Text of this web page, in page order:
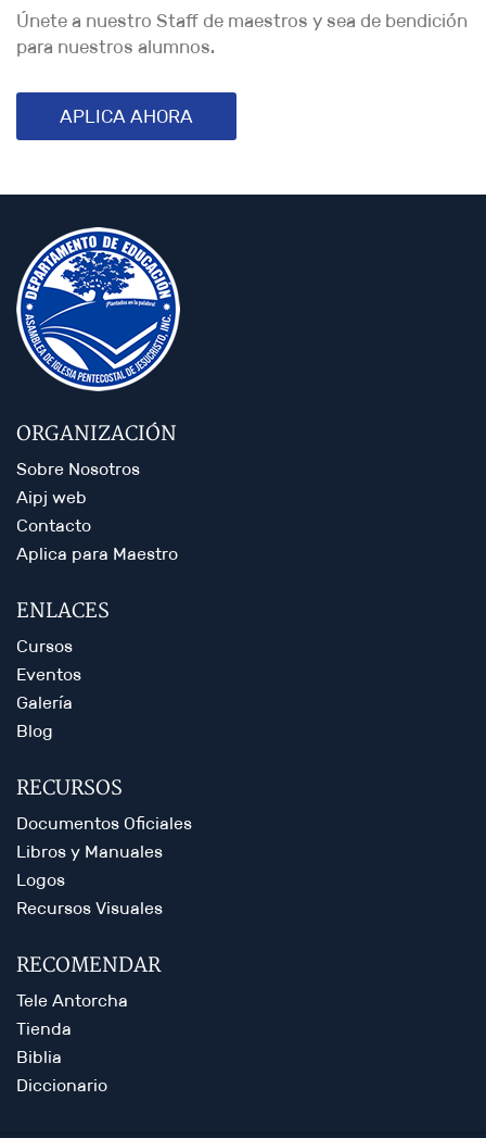
Únete a nuestro Staff de maestros y sea de bendición
para nuestros alumnos.
APLICA AHORA
ORGANIZACIÓN
Sobre Nosotros
Aipj web
Contacto
Aplica para Maestro
ENLACES
Cursos
Eventos
Galería
Blog
RECURSOS
Documentos Oficiales
Libros y Manuales
Logos
Recursos Visuales
RECOMENDAR
Tele Antorcha
Tienda
Biblia
Diccionario